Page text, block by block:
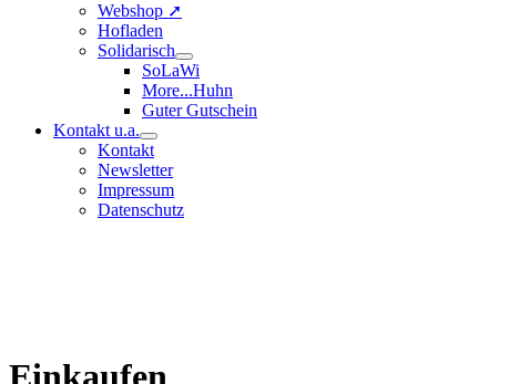
Webshop ➚
Hofladen
Solidarisch
SoLaWi
More...Huhn
Guter Gutschein
Kontakt u.a.
Kontakt
Newsletter
Impressum
Datenschutz